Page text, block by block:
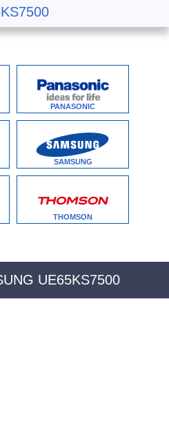
PANASONIC
SAMSUNG
THOMSON
UE65KS7500